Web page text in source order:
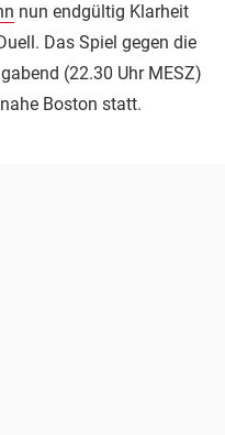
nun endgültig Klarheit
Das Spiel gegen die
(22.30 Uhr MESZ)
Boston statt.